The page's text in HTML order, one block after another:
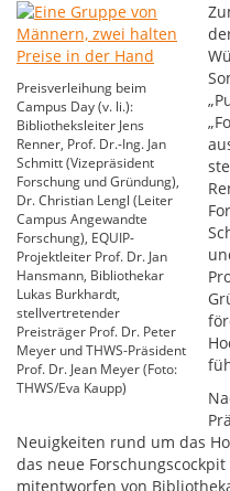
Preisverleihung beim
Campus Day (v. li.):
Bibliotheksleiter Jens
Renner, Prof. Dr.-Ing. Jan
Schmitt (Vizepräsident
Forschung und Gründung),
Dr. Christian Lengl (Leiter
Campus Angewandte
Forschung), EQUIP-
Projektleiter Prof. Dr. Jan
Hansmann, Bibliothekar
Lukas Burkhardt,
stellvertretender
Preisträger Prof. Dr. Peter
Meyer und THWS-Präsident
Prof. Dr. Jean Meyer (Foto:
THWS/Eva Kaupp)
Neuigkeiten rund um das
das neue
mitentworfen von